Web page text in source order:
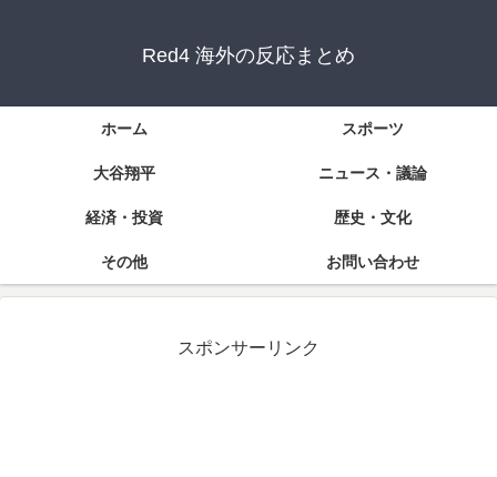
Red4 海外の反応まとめ
ホーム スポーツ
大谷翔平 ニュース・議論
経済・投資 歴史・文化
その他 お問い合わせ
スポンサーリンク